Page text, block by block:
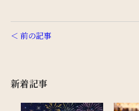
＜ 前の記事
新着記事